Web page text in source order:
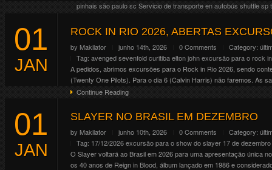
pinhais são paulosc Servicio de transporte en autobús shuttlesp
Altar . Crypt . Forge . Mainstage 01 . Mainstage 02 . Riot . Temple
01
JAN
ROCK IN RIO 2026, ABERTAS
by Makilator junho 14th, 2026 0 Comments Category:
Tag: avenged sevenfoldcuritibaelton johnexcursão para o rock
A pedidos, abrimos excursões para o Rock in Rio 2026, sendo
(Twenty One Pilots). Para o dia 6 (Calvin Harris) não faremos. As
Continue Reading
01
JAN
SLAYER NO BRASIL EM DEZEMBRO
by Makilator junho 10th, 2026 0 Comments Category:
Tag: 17/12/2026excursão para o show do slayer 17 de dezembro
O Slayer voltará ao Brasil em 2026 para uma apresentação única
os 40 anos de Reign in Blood, álbum lançado em 1986 e